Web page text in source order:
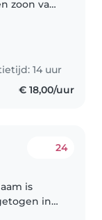
zoon van
7 jaar in
Daarom
14 uur
€ 18,00/uur
24
is
in